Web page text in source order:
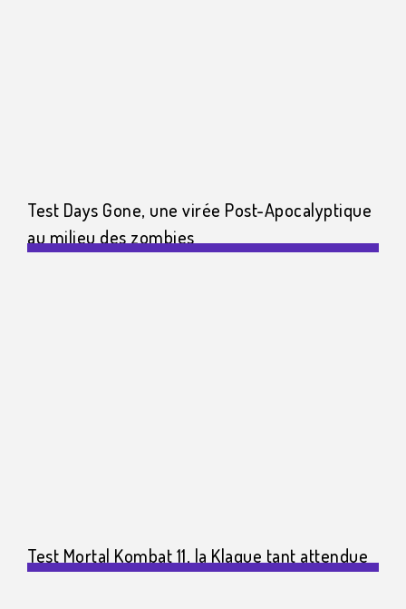
Test Days Gone, une virée Post-Apocalyptique
au milieu des zombies
Test Mortal Kombat 11, la Klaque tant attendue